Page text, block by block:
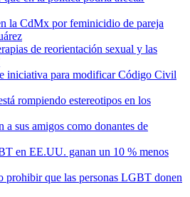
la CdMx por feminicidio de pareja
de reorientación sexual y las
iniciativa para modificar Código Civil
rompiendo estereotipos en los
sus amigos como donantes de
en EE.UU. ganan un 10 % menos
prohibir que las personas LGBT donen